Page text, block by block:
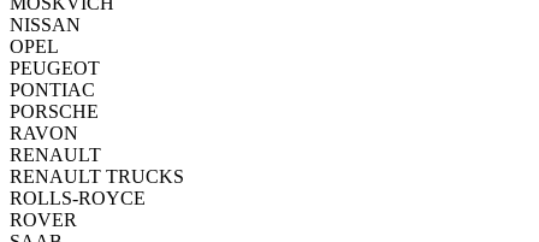
NISSAN
OPEL
PEUGEOT
PONTIAC
PORSCHE
RAVON
RENAULT
RENAULT TRUCKS
ROLLS-ROYCE
ROVER